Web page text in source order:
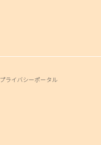
プライバシーポータル